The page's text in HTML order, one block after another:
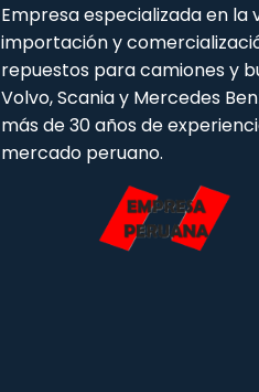
Empresa especializada en la
importación y
repuestos para camiones y
Volvo, Scania y Mercedes
más de 30 años de
mercado peruano.